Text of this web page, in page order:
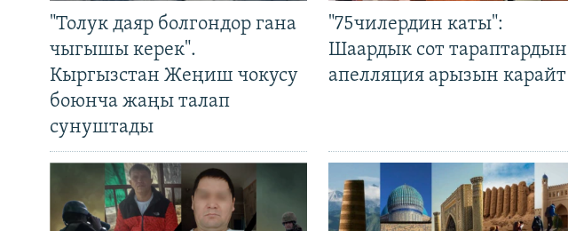
"Толук даяр болгондор гана
чыгышы керек".
Кыргызстан Жеңиш чокусу
боюнча жаңы талап
сунуштады
"75чилердин каты":
Шаардык сот тараптардын
апелляция арызын карайт